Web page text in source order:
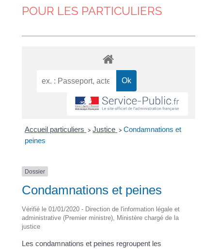
POUR LES PARTICULIERS
Accueil particuliers > Justice > Condamnations et
peines
Dossier
Condamnations et peines
Vérifié le 01/01/2020 - Direction de l'information légale et
administrative (Premier ministre), Ministère chargé de la
justice
Les condamnations et peines regroupent les